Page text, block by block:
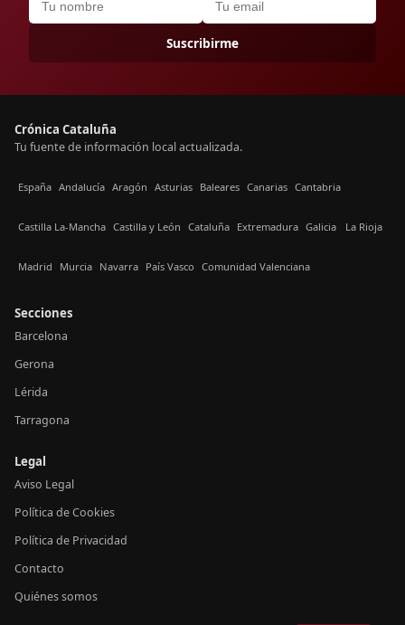
Suscribirme
Crónica Cataluña
Tu fuente de información local actualizada.
España Andalucía Aragón Asturias Baleares Canarias Cantabria
Castilla La-Mancha Castilla y León Cataluña Extremadura Galicia La Rioja
Madrid Murcia Navarra País Vasco Comunidad Valenciana
Secciones
Barcelona
Gerona
Lérida
Tarragona
Legal
Aviso Legal
Política de Cookies
Política de Privacidad
Contacto
Quiénes somos